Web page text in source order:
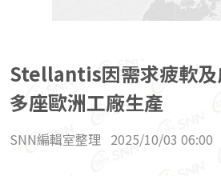
Stellantis因需求疲軟及
多座歐洲工廠生產
SNN編輯室整理 2025/10/03 06:00